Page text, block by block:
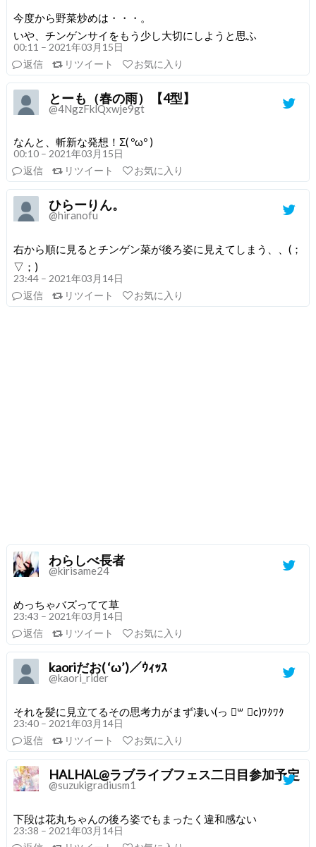
今度から野菜炒めは・・・。
いや、チンゲンサイをもう少し大切にしようと思ふ
00:11 – 2021年03月15日
返信
リツイート お気に入り
とーも（春の雨）【4型】
@4NgzFklQxwje9gt
なんと、斬新な発想！Σ( ºωº )
00:10 – 2021年03月15日
返信
リツイート お気に入り
ひらーりん。
@hiranofu
右から順に見るとチンゲン菜が後ろ姿に見えてしまう、、(；
▽；)
23:44 – 2021年03月14日
返信
リツイート お気に入り
わらしべ長者
@kirisame24
めっちゃバズってて草
23:43 – 2021年03月14日
返信
リツイート お気に入り
kaoriだお( ‘ω’)／ｳｨｯｽ
@kaori_rider
それを髪に見立てるその思考力がまず凄い(っ ॑꒳ ॑c)ﾜｸﾜｸ
23:40 – 2021年03月14日
返信
リツイート お気に入り
HALHAL@ラブライブフェス二日目参加予定
@suzukigradiusm1
下段は花丸ちゃんの後ろ姿でもまったく違和感ない
23:38 – 2021年03月14日